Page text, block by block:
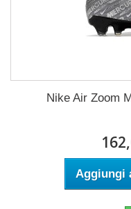
Nike Air Zoom
Aggiungi